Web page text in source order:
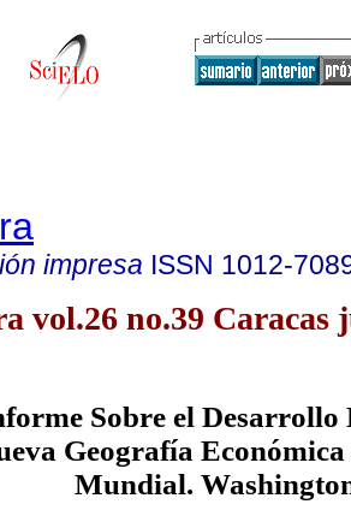
impresa ISSN 1012-
vol.26 no.39 Caracas
Sobre el
Geografía Económica
Mundial.